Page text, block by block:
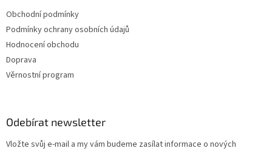
Obchodní podmínky
Podmínky ochrany osobních údajů
Hodnocení obchodu
Doprava
Věrnostní program
Odebírat newsletter
Vložte svůj e-mail a my vám budeme zasílat informace o nových